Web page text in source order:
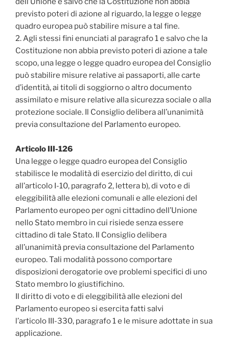
previsto poteri di azione al riguardo, la legge o legge
quadro europea può stabilire misure a tal fine.
2. Agli stessi fini enunciati al paragrafo 1 e salvo che la
Costituzione non abbia previsto poteri di azione a tale
scopo, una legge o legge quadro europea del Consiglio
può stabilire misure relative ai passaporti, alle carte
d’identità, ai titoli di soggiorno o altro documento
assimilato e misure relative alla sicurezza sociale o alla
protezione sociale. Il Consiglio delibera all’unanimità
previa consultazione del Parlamento europeo.
Articolo III-126
Una legge o legge quadro europea del Consiglio
stabilisce le modalità di esercizio del diritto, di cui
all’articolo I-10, paragrafo 2, lettera b), di voto e di
eleggibilità alle elezioni comunali e alle elezioni del
Parlamento europeo per ogni cittadino dell’Unione
nello Stato membro in cui risiede senza essere
cittadino di tale Stato. Il Consiglio delibera
all’unanimità previa consultazione del Parlamento
europeo. Tali modalità possono comportare
disposizioni derogatorie ove problemi specifici di uno
Stato membro lo giustifichino.
Il diritto di voto e di eleggibilità alle elezioni del
Parlamento europeo si esercita fatti salvi
l’articolo III-330, paragrafo 1 e le misure adottate in sua
applicazione.